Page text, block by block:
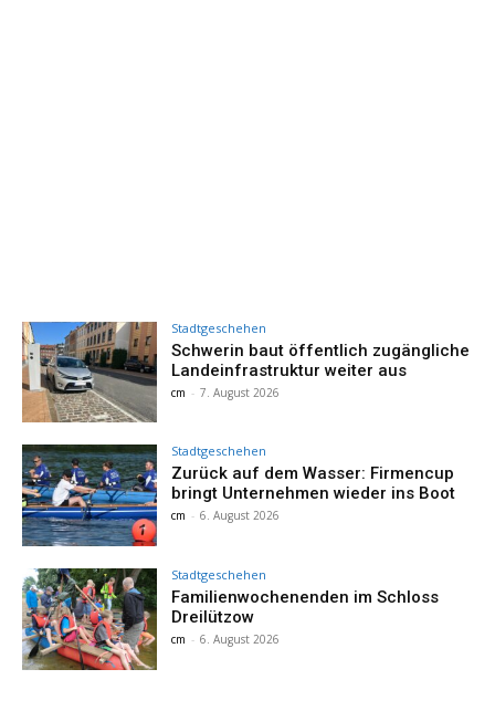
Stadtgeschehen
Schwerin baut öffentlich zugängliche
Landeinfrastruktur weiter aus
cm - 7. August 2026
Stadtgeschehen
Zurück auf dem Wasser: Firmencup
bringt Unternehmen wieder ins Boot
cm - 6. August 2026
Stadtgeschehen
Familienwochenenden im Schloss
Dreilützow
cm - 6. August 2026